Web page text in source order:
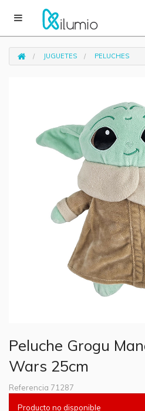
JUGUETES PELUCHES
Peluche Grogu
Wars 25cm
Referencia 71287
Producto no disponible